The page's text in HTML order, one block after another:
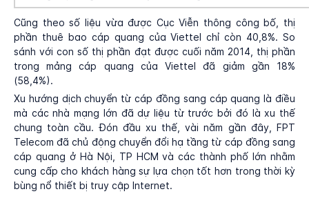
Cũng theo số liệu vừa được Cục Viễn thông công bố, thị
phần thuê bao cáp quang của Viettel chỉ còn 40,8%. So
sánh với con số thị phần đạt được cuối năm 2014, thị phần
trong mảng cáp quang của Viettel đã giảm gần 18%
(58,4%).
Xu hướng dịch chuyển từ cáp đồng sang cáp quang là điều
mà các nhà mạng lớn đã dự liệu từ trước bởi đó là xu thế
chung toàn cầu. Đón đầu xu thế, vài năm gần đây, FPT
Telecom đã chủ động chuyển đổi hạ tầng từ cáp đồng sang
cáp quang ở Hà Nội, TP HCM và các thành phố lớn nhằm
cung cấp cho khách hàng sự lựa chọn tốt hơn trong thời kỳ
bùng nổ thiết bị truy cập Internet.